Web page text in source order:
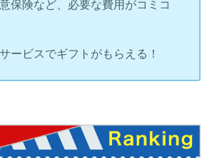
保険など、必要な費用がコミコ
ービスでギフトがもらえる！